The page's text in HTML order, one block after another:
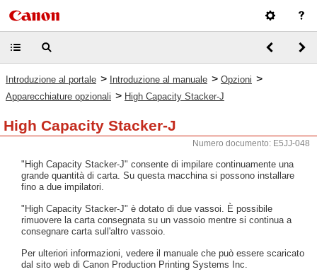
Introduzione al portale > Introduzione al manuale > Opzioni >
Apparecchiature opzionali > High Capacity Stacker-J
High Capacity Stacker-J
Numero documento: E5JJ-048
"High Capacity Stacker-J" consente di impilare continuamente una
grande quantità di carta. Su questa macchina si possono installare
fino a due impilatori.
"High Capacity Stacker-J" è dotato di due vassoi. È possibile
rimuovere la carta consegnata su un vassoio mentre si continua a
consegnare carta sull'altro vassoio.
Per ulteriori informazioni, vedere il manuale che può essere scaricato
dal sito web di Canon Production Printing Systems Inc.